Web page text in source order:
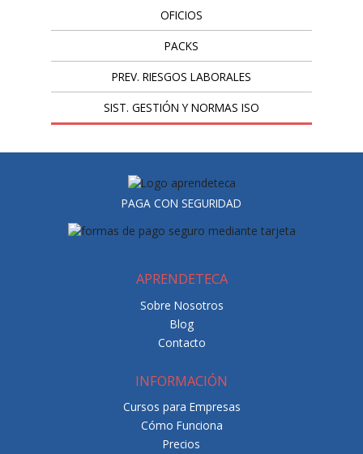
OFICIOS
PACKS
PREV. RIESGOS LABORALES
SIST. GESTIÓN Y NORMAS ISO
PAGA CON SEGURIDAD
APRENDETECA
Sobre Nosotros
Blog
Contacto
INFORMACIÓN
Cursos para Empresas
Cómo Funciona
Precios